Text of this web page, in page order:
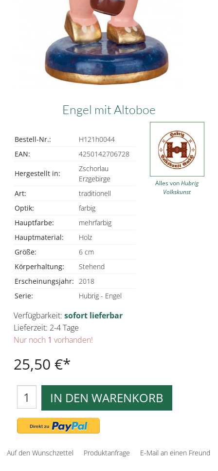
Engel mit Altoboe
Bestell-Nr.:
H121h0044
EAN:
4250142706728
Hergestellt in:
Zschorlau
Erzgebirge
Art:
traditionell
Optik:
farbig
Hauptfarbe:
mehrfarbig
Hauptmaterial:
Holz
Größe:
6 cm
Körperhaltung:
Stehend
Erscheinungsjahr: 2018
Serie:
Hubrig - Engel
Alles vonHubrig
Volkskunst
Verfügbarkeit: sofort lieferbar
Lieferzeit: 2-4 Tage
Nur noch 1 vorhanden!
25,50 €
IN DEN WARENKORB
Auf den Wunschzettel Produktanfrage E-Mail an einen Freund